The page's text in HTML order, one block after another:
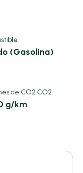
(Gasolina)
de CO2 CO2
g/km